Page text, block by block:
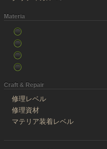
Materia
Craft & Repair
修理レベル
修理資材
マテリア装着レベル